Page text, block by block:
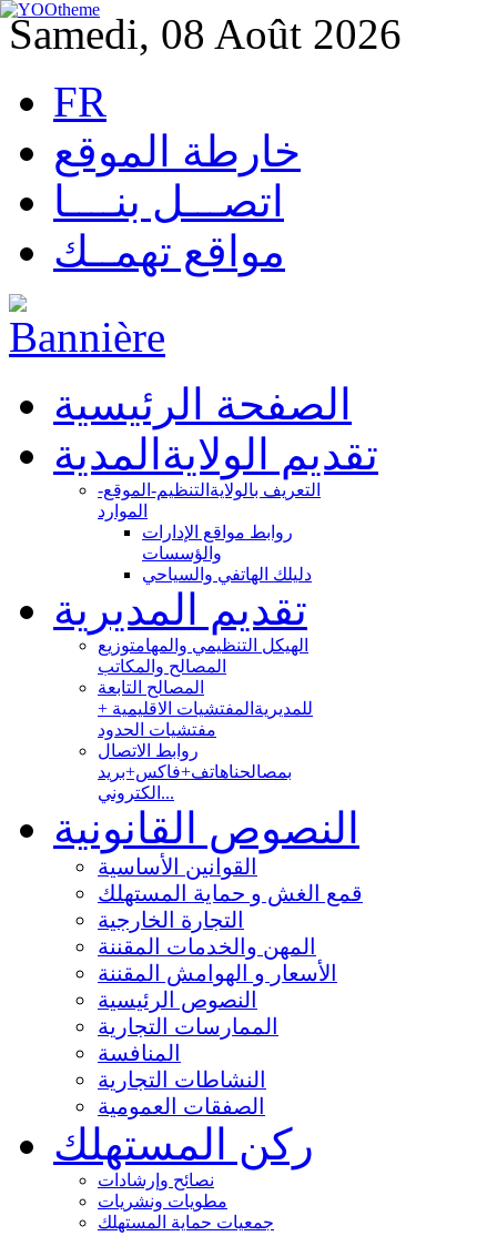
Samedi, 08 Août 2026
FR
خارطة الموقع
اتصـــل بنــــا
مواقع تهمــك
الصفحة الرئيسية
تقديم الولاية المدية
التعريف بالولاية التنظيم-الموقع-
الموارد
روابط مواقع الإدارات
والؤسسات
دليلك الهاتفي والسياحي
تقديم المديرية
الهيكل التنظيمي والمهامتوزيع
المصالح والمكاتب
المصالح التابعة
للمديرية المفتشيات الاقليمية +
مفتشيات الحدود
روابط الاتصال
بمصالحناهاتف+فاكس+بريد
الكتروني...
النصوص القانونية
القوانين الأساسية
قمع الغش و حماية المستهلك
التجارة الخارجية
المهن والخدمات المقننة
الأسعار و الهوامش المقننة
النصوص الرئيسية
الممارسات التجارية
المنافسة
النشاطات التجارية
الصفقات العمومية
ركن المستهلك
نصائح وإرشادات
مطويات ونشريات
جمعيات حماية المستهلك